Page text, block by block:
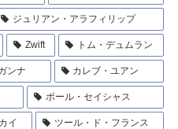
ジュリアン・アラフィリップ
Zwift トム・デュムラン
ンナ カレブ・ユアン
ポール・セイシャス
イ ツール・ド・フランス